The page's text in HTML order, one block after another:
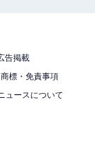
告掲載
標・免責事項
ュースについて